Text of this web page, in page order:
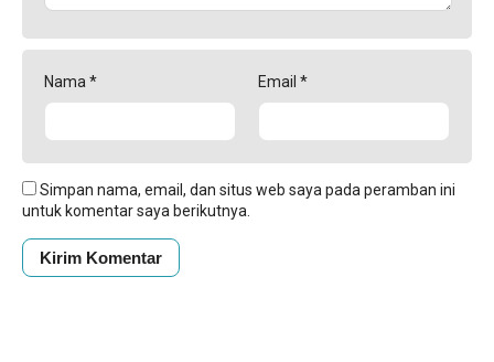
Nama * Email *
Simpan nama, email, dan situs web saya pada peramban ini
untuk komentar saya berikutnya.